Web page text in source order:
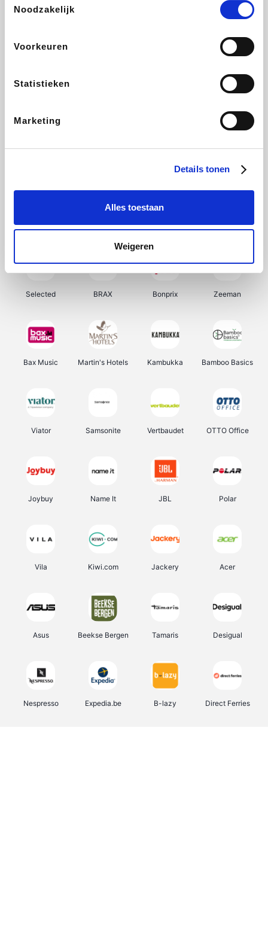
Noodzakelijk
Voorkeuren
Statistieken
Marketing
Details tonen
Alles toestaan
Weigeren
Lufthansa
CheapTickets.be DeubaXXL
Samsung My Jewellery Delonghi Tennis Point
Selected BRAX Bonprix Zeeman
Bax Music Martin's Hotels Kambukka Bamboo Basics
Viator Samsonite Vertbaudet OTTO Office
Joybuy Name It JBL Polar
Vila Kiwi.com Jackery Acer
Asus Beekse Bergen Tamaris Desigual
Nespresso Expedia.be B-lazy Direct Ferries